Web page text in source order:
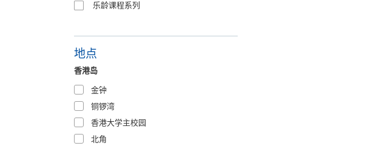
乐龄课程系列
地点
香港岛
金钟
铜锣湾
香港大学主校园
北角